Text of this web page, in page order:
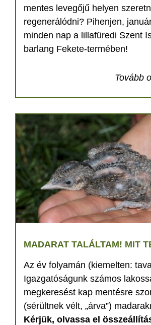
mentes levegőjű helyen
regenerálódni? Pihenjen,
minden nap a lillafüredi Szent
barlang Fekete-termében!
Tovább
MADARAT TALÁLTAM! MIT
Az év folyamán (kiemelten:
Igazgatóságunk számos
megkeresést kap mentésre
(sérültnek vélt, „árva”)
Kérjük, olvassa el